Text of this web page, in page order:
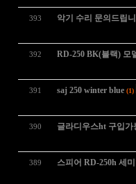
393 악기 수리 문의드립
392 RD-250 BK(블랙) 모
391 saj 250 winter blue (1)
390 글라디우스ht 구입가
389 스피어 RD-250h 세